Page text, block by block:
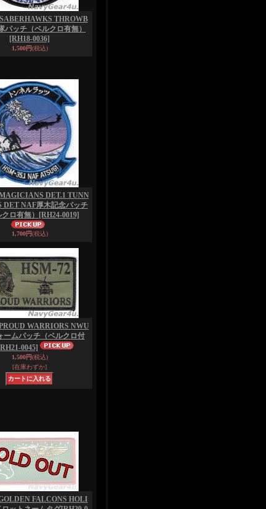
THROWB
パッチ（ベルクロ有無）
[RH18-0036]
1,500円(税込)
DET.1 TUNN
DET NAF厚木記念パッチ
クロ有無）
[RH24-0019]
1,700円(税込)
WARRIORS NWU
ームパッチ（ベルクロ付
0045]
1,500円(税込)
[在庫わずか]
FALCONS HOLI